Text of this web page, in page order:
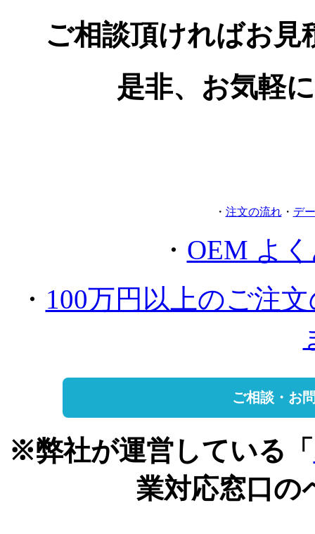
ご相談頂ければお
是非、お気軽
・ 注文の流れ・ デ
・ OEM よ
・ 100万円以上のご注
ご相談・お
※弊社が運営している「
業対応窓口の